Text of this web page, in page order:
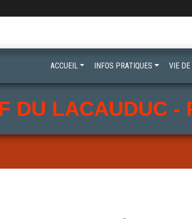
DU LACAUDUC -
ACCUEIL INFOS PRATIQUES VIE DE